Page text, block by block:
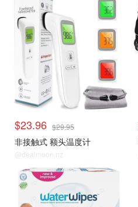
$23.96 $29.95
非接触式 额头温度计
@dealmoon.nz